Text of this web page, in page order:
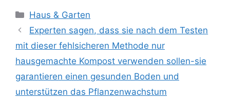
Kategorien
Haus & Garten
Experten sagen, dass sie nach dem Testen
mit dieser fehlsicheren Methode nur
hausgemachte Kompost verwenden sollen-sie
garantieren einen gesunden Boden und
unterstützen das Pflanzenwachstum